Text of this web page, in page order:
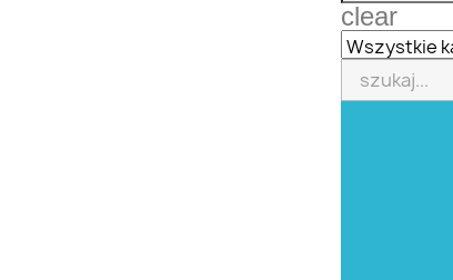
clear